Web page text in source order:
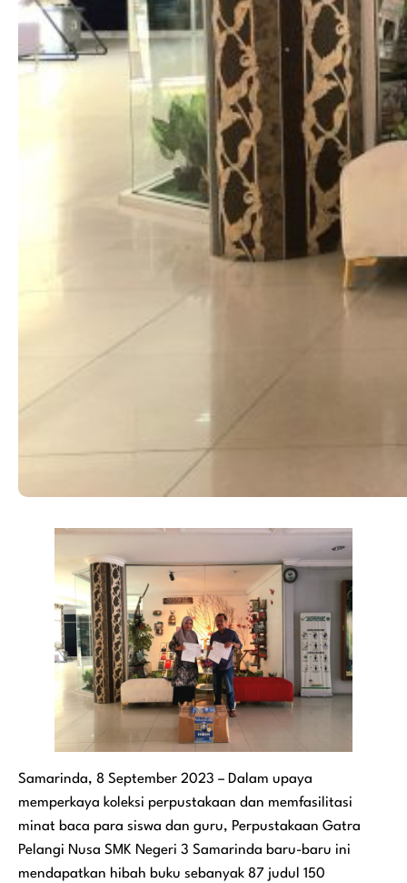
Samarinda, 8 September 2023 – Dalam upaya
memperkaya koleksi perpustakaan dan memfasilitasi
minat baca para siswa dan guru, Perpustakaan Gatra
Pelangi Nusa SMK Negeri 3 Samarinda baru-baru ini
mendapatkan hibah buku sebanyak 87 judul 150